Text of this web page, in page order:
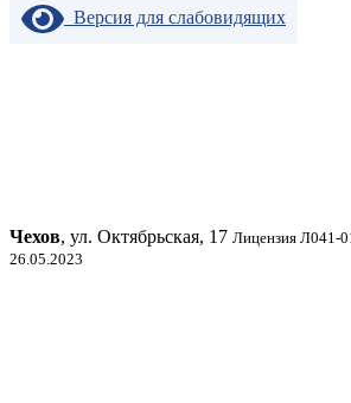
Версия для слабовидящих
Чехов, ул. Октябрьская, 17 Лицензия Л041-
26.05.2023